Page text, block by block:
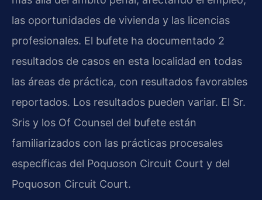
las oportunidades de vivienda y las licencias
profesionales. El bufete ha documentado 2
resultados de casos en esta localidad en todas
las áreas de práctica, con resultados favorables
reportados. Los resultados pueden variar. El Sr.
Sris y los Of Counsel del bufete están
familiarizados con las prácticas procesales
específicas del Poquoson Circuit Court y del
Poquoson Circuit Court.